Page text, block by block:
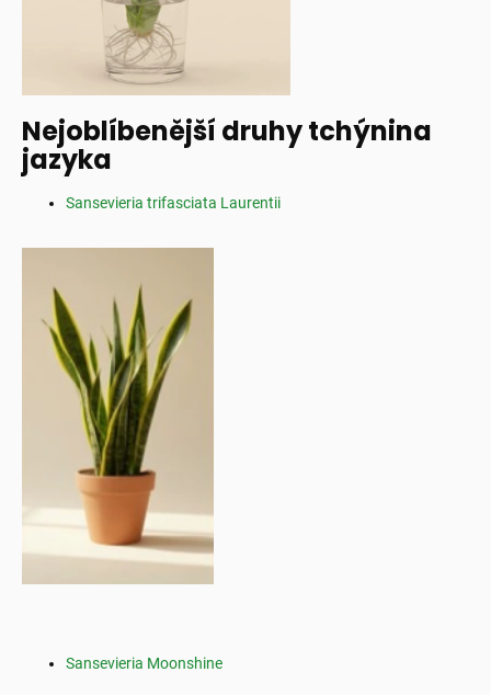
Nejoblíbenější druhy tchýnina
jazyka
Sansevieria trifasciata Laurentii
Sansevieria Moonshine